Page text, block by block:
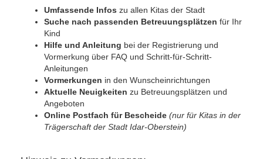
Umfassende Infos zu allen Kitas der Stadt
Suche nach passenden Betreuungsplätzen für Ihr
Kind
Hilfe und Anleitung bei der Registrierung und
Vormerkung über FAQ und Schritt-für-Schritt-
Anleitungen
Vormerkungen in den Wunscheinrichtungen
Aktuelle Neuigkeiten zu Betreuungsplätzen und
Angeboten
Online Postfach für Bescheide (nur für Kitas in der
Trägerschaft der Stadt Idar-Oberstein)